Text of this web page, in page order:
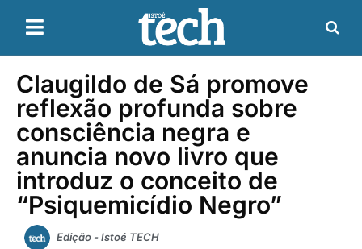
Claugildo de Sá promove
reflexão profunda sobre
consciência negra e
anuncia novo livro que
introduz o conceito de
“Psiquemicídio Negro”
Edição - Istoé TECH